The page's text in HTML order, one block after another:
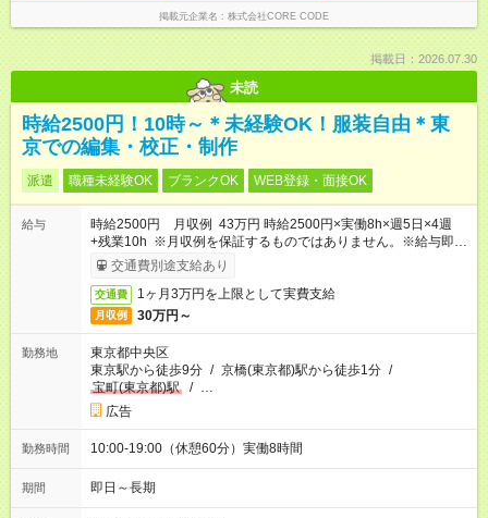
掲載元企業名 株式会社CORE CODE
掲載日：2026.07.30
未読
時給2500円！10時～＊未経験OK！服装自由＊東
京での編集・校正・制作
派遣 職種未経験OK ブランクOK WEB登録・面接OK
給与
時給2500円 月収例 43万円 時給2500円×実働8h×週5日×4週
+残業10h ※月収例を保証するものではありません。※給与即受
取りサービス利用可（利用条件有）
交通費別途支給あり
交通費 1ヶ月3万円を上限として実費支給
月収例 30万円～
勤務地
東京都中央区
東京駅から徒歩9分 / 京橋(東京都)駅から徒歩1分 /
宝町(東京都)駅
/ …
広告
勤務時間 10:00-19:00（休憩60分）実働8時間
期間 即日～長期